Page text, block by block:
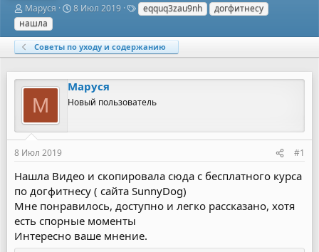
А
в
т
о
р
е
м
Маруся
Д
а
н
ч
а
л
а
8 Июл 2019
Т
е
и
eqquq3zau9nh
догфитнесу
нашла
Советы по уходу и содержанию
М
Маруся
Новый пользователь
8 Июл 2019 #1
Нашла Видео и скопировала сюда с бесплатного курса
по догфитнесу ( сайта SunnyDog)
Мне понравилось, доступно и легко рассказано, хотя
есть спорные моменты
Интересно ваше мнение.